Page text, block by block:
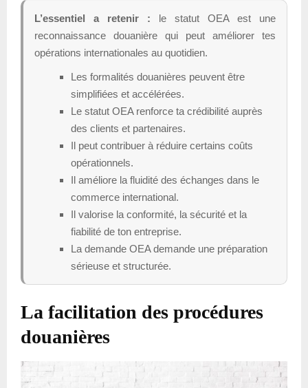
L’essentiel a retenir : le statut OEA est une
reconnaissance douanière qui peut améliorer tes
opérations internationales au quotidien.
Les formalités douanières peuvent être
simplifiées et accélérées.
Le statut OEA renforce ta crédibilité auprès
des clients et partenaires.
Il peut contribuer à réduire certains coûts
opérationnels.
Il améliore la fluidité des échanges dans le
commerce international.
Il valorise la conformité, la sécurité et la
fiabilité de ton entreprise.
La demande OEA demande une préparation
sérieuse et structurée.
La facilitation des procédures
douanières